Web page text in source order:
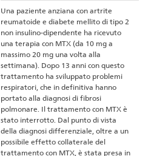
Una paziente anziana con artrite
reumatoide e diabete mellito di tipo 2
non insulino-dipendente ha ricevuto
una terapia con MTX (da 10 mg a
massimo 20 mg una volta alla
settimana). Dopo 13 anni con questo
trattamento ha sviluppato problemi
respiratori, che in definitiva hanno
portato alla diagnosi di fibrosi
polmonare. Il trattamento con MTX è
stato interrotto. Dal punto di vista
della diagnosi differenziale, oltre a un
possibile effetto collaterale del
trattamento con MTX, è stata presa in